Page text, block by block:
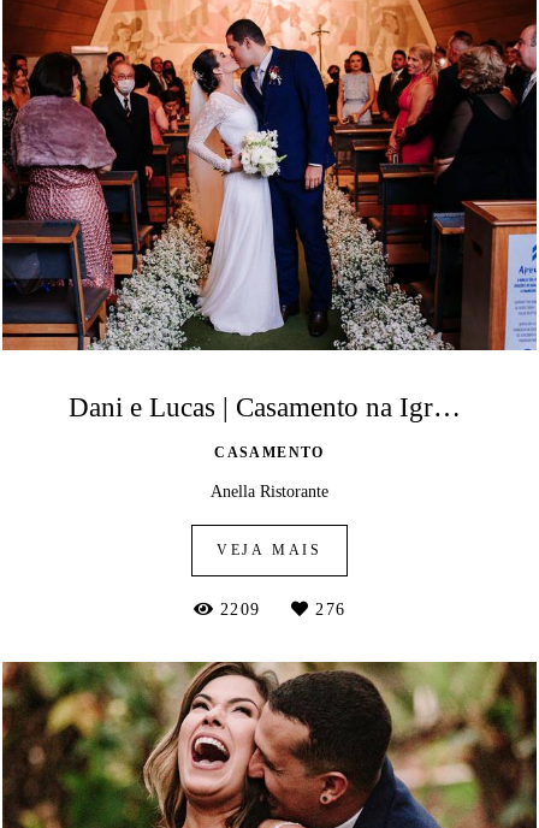
Dani e Lucas | Casamento na Igrejinha da Pampulha e Anella Ristorante
CASAMENTO
Anella Ristorante
VEJA MAIS
2209 276